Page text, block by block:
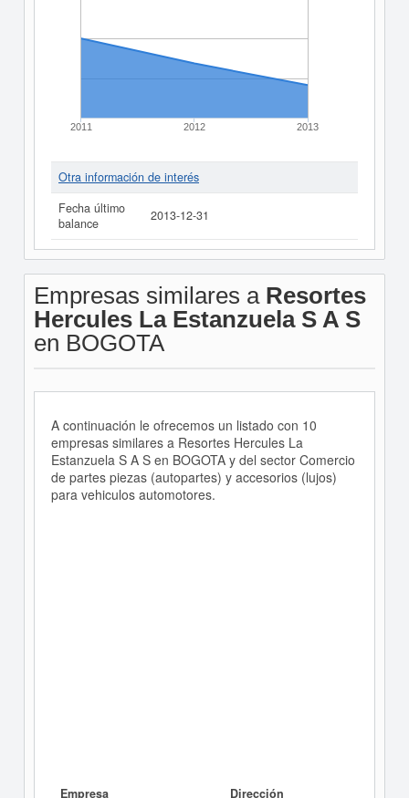
2011 2012 2013
Otra información de interés
Fecha último
balance
2013-12-31
Empresas similares a Resortes
Hercules La Estanzuela S A S
en BOGOTA
A continuación le ofrecemos un listado con 10
empresas similares a Resortes Hercules La
Estanzuela S A S en BOGOTA y del sector Comercio
de partes piezas (autopartes) y accesorios (lujos)
para vehiculos automotores.
Empresa Dirección